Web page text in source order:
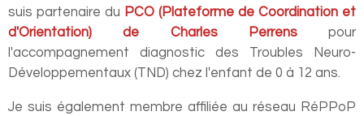
suis partenaire du PCO (Plateforme de Coordination et
d'Orientation) de Charles Perrenspour
l'accompagnement diagnostic des Troubles Neuro-
Développementaux (TND) chez l'enfant de 0 à 12 ans.
Je suis également membre affiliée au réseau RéPPoP